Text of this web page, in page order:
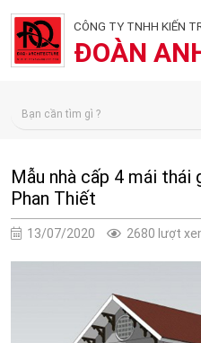
CÔNG TY TNHH KIẾN
ĐOÀN
Mẫu nhà cấp 4 mái
Phan Thiết
13/07/2020 2680 lượt